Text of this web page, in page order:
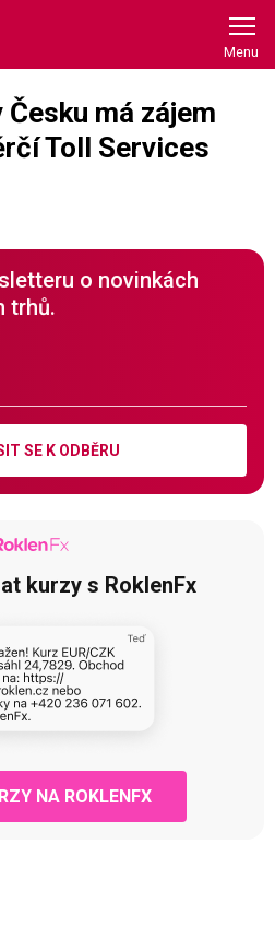
má zájem
Toll Services
o novinkách
trhů.
SE K ODBĚRU
kurzy s RoklenFx
NA ROKLENFX